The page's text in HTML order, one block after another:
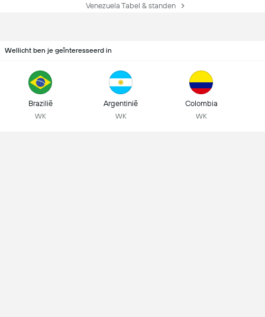
Venezuela Tabel & standen
Wellicht ben je geïnteresseerd in
Brazilië
WK
Argentinië
WK
Colombia
WK